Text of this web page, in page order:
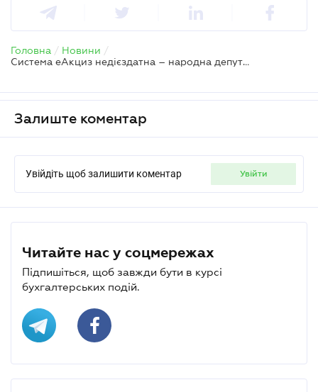
Головна / Новини /
Система еАкциз недієздатна – народна депутатка
Залиште коментар
Увійдіть щоб залишити коментар увійти
Читайте нас у соцмережах
Підпишіться, щоб завжди бути в курсі
бухгалтерських подій.